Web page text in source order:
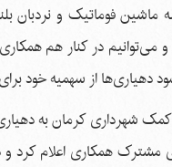
ماشین فوماتیک و نردبان
در کنار هم
دهیاری‌ها از سهمیه خود
به کمک شهرداری کرمان به
مشترک همکاری اعلام